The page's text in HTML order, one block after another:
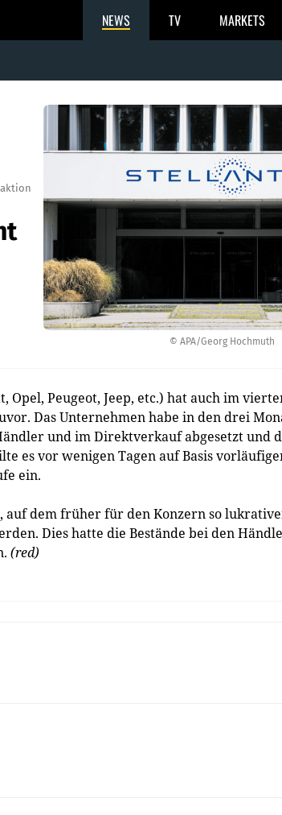
NEWS TV MARKETS
© APA/Georg Hochmuth
Opel, Peugeot, Jeep, etc.) hat auch im
Das Unternehmen habe in den drei
und im Direktverkauf abgesetzt und
es vor wenigen Tagen auf Basis
ein.
auf dem früher für den Konzern so
Dies hatte die Bestände bei den
(red)